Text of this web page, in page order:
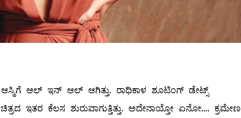
ಆಲ್ ಇನ್‌ ಆಲ್ ಆಗಿತ್ತು. ರಾಧಿಕಾಳ ಶೂಟಿಂಗ್‌ ಡೇಟ್ಸ್
ಇತರ ಕೆಲಸ ಶುರುವಾಗುತ್ತಿತ್ತು. ಅದೇನಾಯ್ತೋ ಏನೋ.... ಕ್ರಮೇಣ